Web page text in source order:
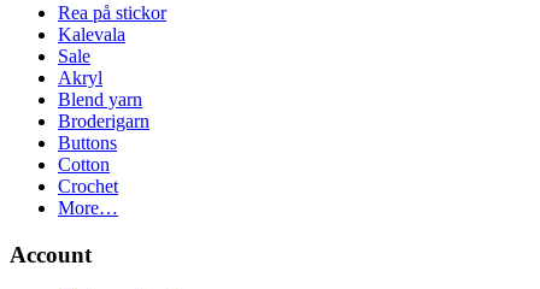
Rea på stickor
Kalevala
Sale
Akryl
Blend yarn
Broderigarn
Buttons
Cotton
Crochet
More…
Account